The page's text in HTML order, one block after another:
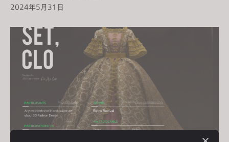
2024年5月31日